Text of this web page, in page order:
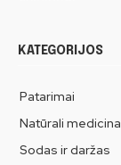
KATEGORIJOS
Patarimai
Natūrali medicina
Sodas ir daržas